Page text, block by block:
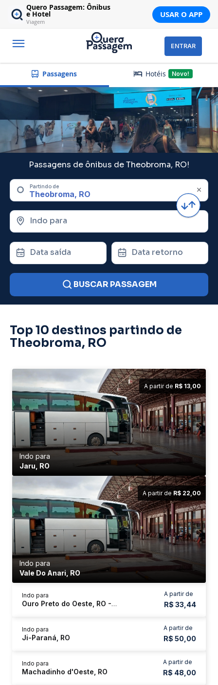
Quero Passagem: Ônibus
e Hotel
Viagem
USAR O APP
ENTRAR
Passagens Hotéis Novo!
Passagens de ônibus de Theobroma, RO!
Partindo de
Indo para
Data saída Data retorno
BUSCAR PASSAGEM
Top 10 destinos partindo de
Theobroma, RO
A partir de R$ 13,00
Indo para
Jaru, RO
A partir de R$ 22,00
Indo para
Vale Do Anari, RO
A partir de
R$ 33,44
Indo para
Ouro Preto do Oeste, RO - Rodoviária
A partir de
R$ 50,00
Indo para
Ji-Paraná, RO
A partir de
R$ 48,00
Indo para
Machadinho d'Oeste, RO